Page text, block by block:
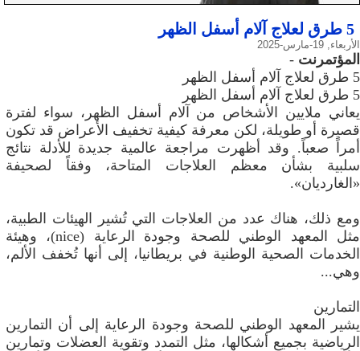
5 طرق لعلاج آلام أسفل الظهر
الأربعاء, 19-مارس-2025
المؤتمرنت -
5 طرق لعلاج آلام أسفل الظهر
5 طرق لعلاج آلام أسفل الظهر
يعاني ملايين الأشخاص من آلام أسفل الظهر، سواء لفترة
قصيرة أو طويلة، لكن معرفة كيفية تخفيف الأعراض قد تكون
أمراً صعباً. وقد أظهرت مراجعة عالمية جديدة للأدلة نتائج
سلبية بشأن معظم العلاجات المتاحة، وفقاً لصحيفة
«الغارديان».
ومع ذلك، هناك عدد من العلاجات التي تُشير الهيئات الطبية،
مثل المعهد الوطني للصحة وجودة الرعاية (nice)، وهيئة
الخدمات الصحية الوطنية في بريطانيا، إلى أنها تُخفف الألم،
وهي...
التمارين
يشير المعهد الوطني للصحة وجودة الرعاية إلى أن التمارين
الرياضية بجميع أشكالها، مثل التمدد وتقوية العضلات وتمارين